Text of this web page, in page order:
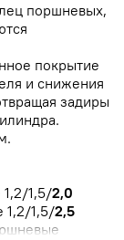
поршневых,
покрытие
и снижения
задиры
1,2/1,5/2,0
1,2/1,5/2,5